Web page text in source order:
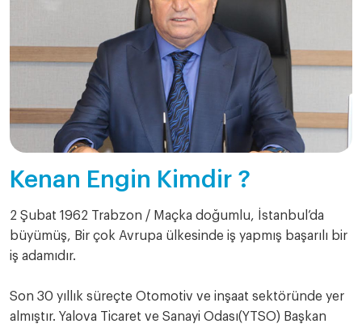
Kenan Engin Kimdir ?
2 Şubat 1962 Trabzon / Maçka doğumlu, İstanbul’da
büyümüş, Bir çok Avrupa ülkesinde iş yapmış başarılı bir
iş adamıdır.
Son 30 yıllık süreçte Otomotiv ve inşaat sektöründe yer
almıştır. Yalova Ticaret ve Sanayi Odası(YTSO) Başkan